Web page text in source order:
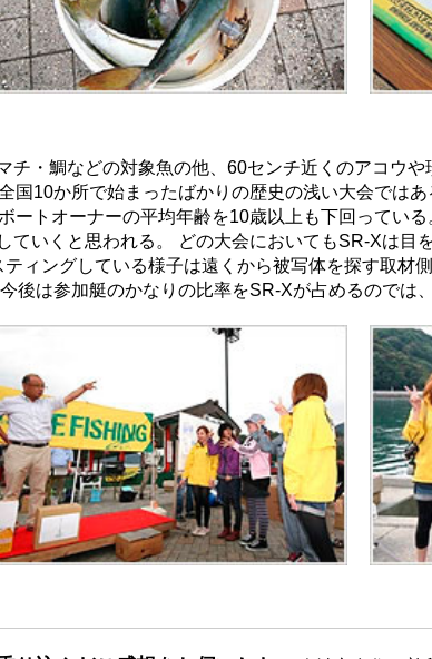
チ・鯛などの対象魚の他、60センチ近くのアコウ
国10か所で始まったばかりの歴史の浅い大会では
ートオーナーの平均年齢を10歳以上も下回ってい
ていくと思われる。 どの大会においてもSR-Xは目
ィングしている様子は遠くから被写体を探す取材
後は参加艇のかなりの比率をSR-Xが占めるのでは